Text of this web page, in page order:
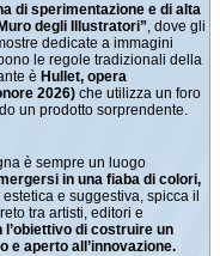
di sperimentazione e di alta
degli Illustratori”, dove gli
dedicate a immagini
le regole tradizionali della
è Hullet, opera
2026) che utilizza un foro
un prodotto sorprendente.
è sempre un luogo
in una fiaba di colori,
e suggestiva, spicca il
tra artisti, editori e
l’obiettivo di costruire un
e aperto all’innovazione.